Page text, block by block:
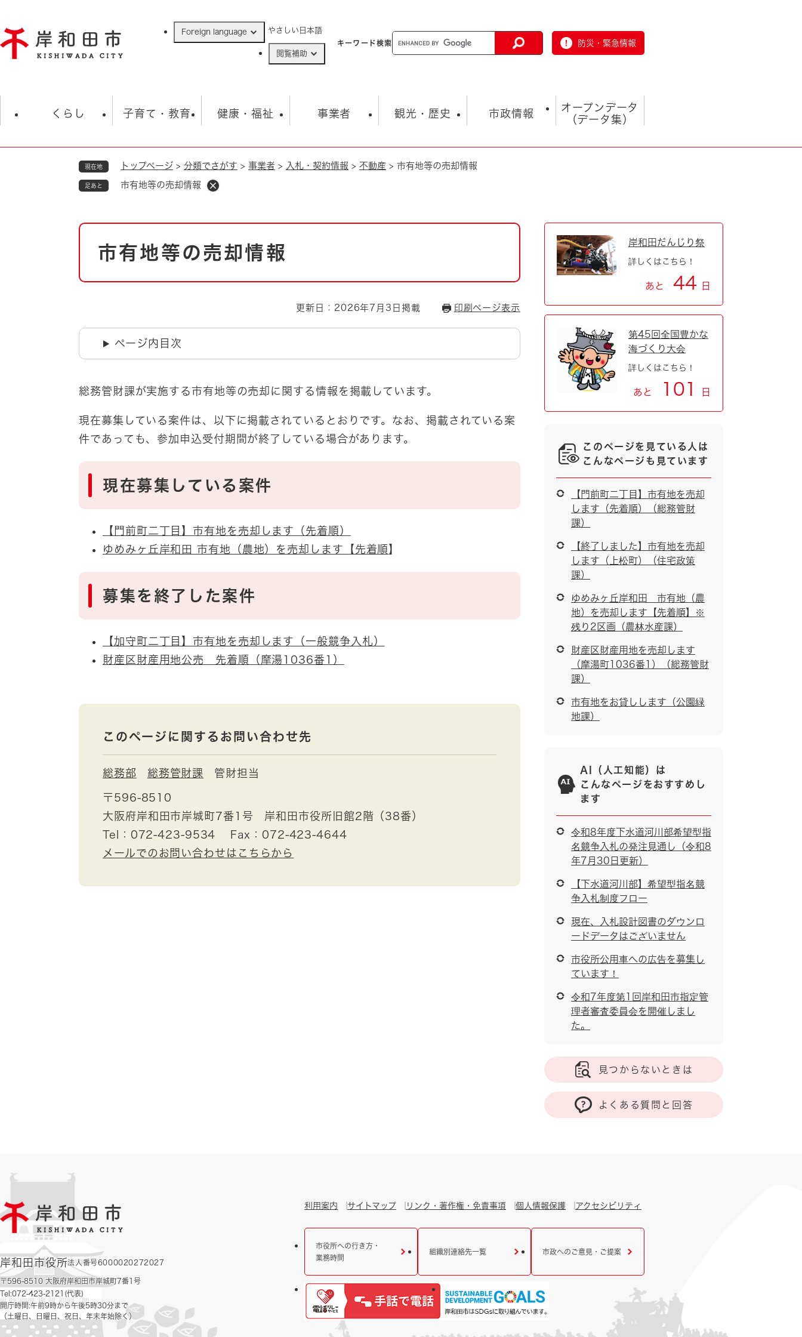
ジ
の
Foreign language やさしい日本語
閲覧補助
キーワード検索 防災・緊急情報
くらし
住民票・戸籍
ごみ・衛生・動物 救急・消防
防災・防犯 上水道・下水道
自然・環境・公園
男女共同参画
地域コミュニティ・ボラン
国際交流
とじる
子育て・教育
学校 子育て
健康・福祉
福祉・健康・生活 生涯学習・スポーツ
事業者
入札・契約情報 まちづくり・協働
環境 福祉・介護
観光・歴史
観光 観光スポット
市政情報
市の概要 総合計画
市政 職員採用情報
オープンデータ
（データ集）
オープンデータ
現在地 トップページ > 分類でさがす > 事業者 > 入札・契約情報 > 不動産 > 市有地等の売却情報
足あと 市有地等の売却情報
本
市有地等の売却情報
更新日：2026年7月3日掲載 印刷ページ表示
ページ内目次
総務管財課が実施する市有地等の売却に関する情報を掲載しています。
現在募集している案件は、以下に掲載されているとおりです。なお、掲載されている案
件であっても、参加申込受付期間が終了している場合があります。
現在募集している案件
【門前町二丁目】市有地を売却します（先着順）
ゆめみヶ丘岸和田 市有地（農地）を売却します【先着順 】
募集を終了した案件
【加守町二丁目】市有地を売却します（一般競争入札）
財産区財産用地公売 先着順（摩湯1036番1）
このページに関するお問い合わせ先
総務部 総務管財課 管財担当
〒596-8510
大阪府岸和田市岸城町7番1号 岸和田市役所旧館2階（38番）
Tel：072-423-9534
Fax：072-423-4644
メールでのお問い合わせはこちらから
岸和田だんじり祭
詳しくはこちら！
あと 44 日
第45回全国豊かな
海づくり大会
詳しくはこちら！
あと 101 日
このページを見ている人は
こんなページも見ています
【門前町二丁目】市有地を売却
します（先着順）（総務管財
課）
【終了しました】市有地を売却
します（上松町）（住宅政策
課）
ゆめみヶ丘岸和田 市有地（農
地）を売却します【先着順】※
残り2区画（農林水産課）
財産区財産用地を売却します
（摩湯町1036番1）（総務管財
課）
市有地をお貸しします（公園緑
地課）
AI（人工知能）は
こんなページをおすすめし
ます
令和8年度下水道河川部希望型指
名競争入札の発注見通し（令和8
年7月30日更新）
【下水道河川部】希望型指名競
争入札制度フロー
現在、入札設計図書のダウンロ
ードデータはございません
市役所公用車への広告を募集し
ています！
令和7年度第1回岸和田市指定管
理者審査委員会を開催しまし
た。
見つからないときは
よくある質問と回答
岸和田市役所法人番号6000020272027
〒596-8510 大阪府岸和田市岸城町7番1号
Tel:072-423-2121(代表)
開庁時間:午前9時から午後5時30分まで
（土曜日、日曜日、祝日、年末年始除く）
利用案内 サイトマップ リンク・著作権・免責事項 個人情報保護 アクセシビリティ
市役所への行き方・
業務時間
組織別連絡先一覧 市政へのご意見・ご提案